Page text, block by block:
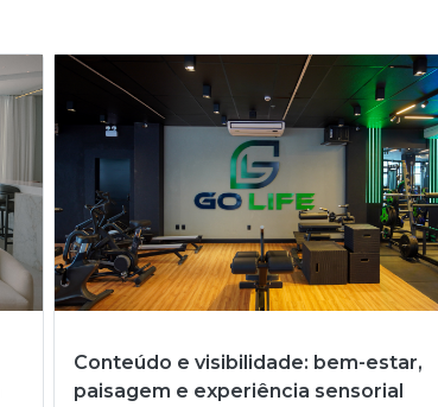
Conteúdo e visibilidade: bem-estar,
paisagem e experiência sensorial